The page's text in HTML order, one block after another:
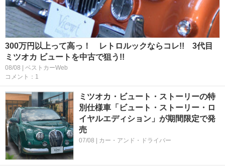
300万円以上って高っ！ レトロルックならコレ!! 3代目
ミツオカ ビュートを中古で狙う!!
08/08 | ベストカーWeb
コメント：1
ミツオカ・ビュート・ストーリーの特
別仕様車「ビュート・ストーリー・ロ
イヤルエディション」が期間限定で発
売
07/08 | カー・アンド・ドライバー